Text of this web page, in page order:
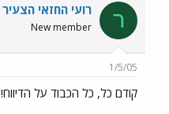
ר רועי החזאי הצעיר
New member
1/5/05
קודם כל, כל הכבוד על הדיווח!